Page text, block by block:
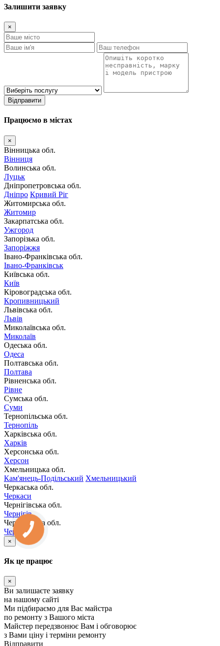
Залишити заявку
×
Відправити
Працюємо в містах
×
Вінницька обл.
Вінниця
Волинська обл.
Луцьк
Дніпропетровська обл.
Дніпро Кривий Ріг
Житомирська обл.
Житомир
Закарпатська обл.
Ужгород
Запорізька обл.
Запоріжжя
Івано-Франківська обл.
Івано-Франківськ
Київська обл.
Київ
Кіровоградська обл.
Кропивницький
Львівська обл.
Львів
Миколаївська обл.
Миколаїв
Одеська обл.
Одеса
Полтавська обл.
Полтава
Рівненська обл.
Рівне
Сумська обл.
Суми
Тернопільська обл.
Тернопіль
Харківська обл.
Харків
Херсонська обл.
Херсон
Хмельницька обл.
Кам'янець-Подільський Хмельницький
Черкаська обл.
Черкаси
Чернігівська обл.
Чернігів
Чернівецька обл.
Чернівці
×
Як це працює
×
Ви залишаєте заявку
на нашому сайті
Ми підбираємо для Вас майстра
по ремонту з Вашого міста
Майстер передзвонює Вам і обговорює
з Вами ціну і терміни ремонту
Відправити